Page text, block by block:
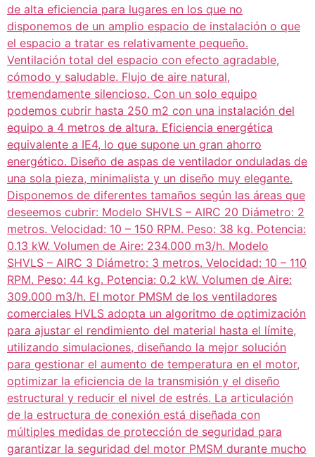
de alta eficiencia para lugares en los que no
disponemos de un amplio espacio de instalación o que
el espacio a tratar es relativamente pequeño.
Ventilación total del espacio con efecto agradable,
cómodo y saludable. Flujo de aire natural,
tremendamente silencioso. Con un solo equipo
podemos cubrir hasta 250 m2 con una instalación del
equipo a 4 metros de altura. Eficiencia energética
equivalente a IE4, lo que supone un gran ahorro
energético. Diseño de aspas de ventilador onduladas de
una sola pieza, minimalista y un diseño muy elegante.
Disponemos de diferentes tamaños según las áreas que
deseemos cubrir: Modelo SHVLS – AIRC 20 Diámetro: 2
metros. Velocidad: 10 – 150 RPM. Peso: 38 kg. Potencia:
0.13 kW. Volumen de Aire: 234.000 m3/h. Modelo
SHVLS – AIRC 3 Diámetro: 3 metros. Velocidad: 10 – 110
RPM. Peso: 44 kg. Potencia: 0.2 kW. Volumen de Aire:
309.000 m3/h. El motor PMSM de los ventiladores
comerciales HVLS adopta un algoritmo de optimización
para ajustar el rendimiento del material hasta el límite,
utilizando simulaciones, diseñando la mejor solución
para gestionar el aumento de temperatura en el motor,
optimizar la eficiencia de la transmisión y el diseño
estructural y reducir el nivel de estrés. La articulación
de la estructura de conexión está diseñada con
múltiples medidas de protección de seguridad para
garantizar la seguridad del motor PMSM durante mucho